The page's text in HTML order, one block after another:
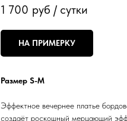
1 700 руб / сутки
НА ПРИМЕРКУ
Размер S-M
Эффектное вечернее платье
создаёт роскошный мерцающий